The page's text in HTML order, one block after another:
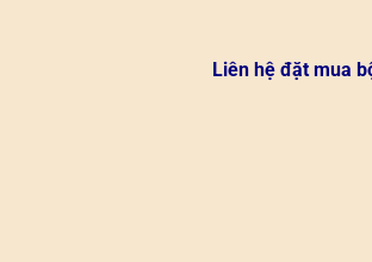
Liên hệ đặt mua